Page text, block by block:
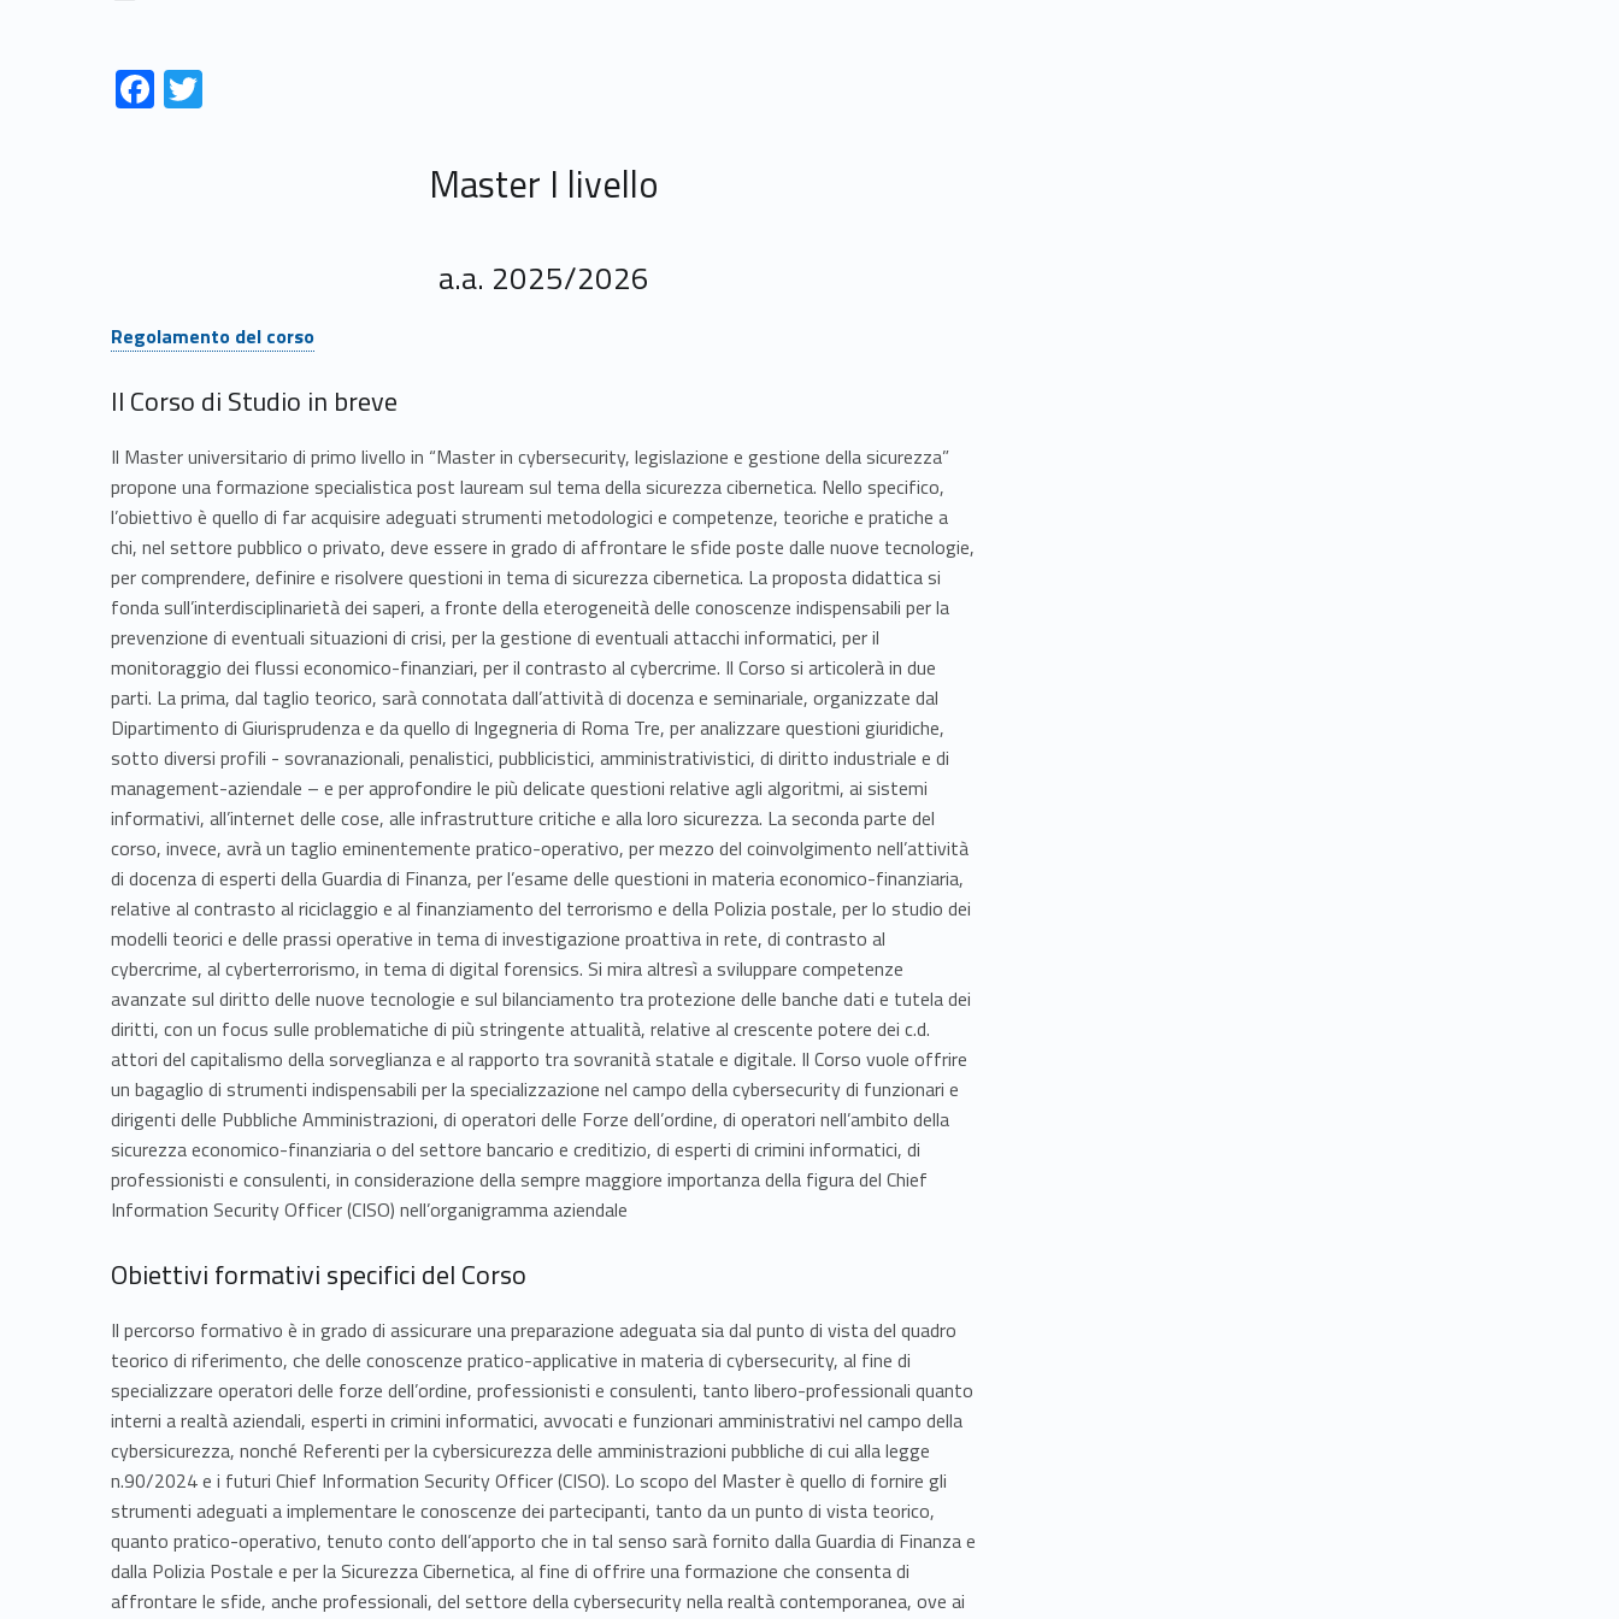
Link identifier #identifier__98376-1 F
ac
k
Link identifier #identifier__185823-2
Master I livello
a.a. 2025/2026
Link identifier #identifier__7203-1
Regolamento del corso
Il Corso di Studio in breve
Il Master universitario di primo livello in “Master in cybersecurity, legislazione e gestione della sicurezza”
propone una formazione specialistica post lauream sul tema della sicurezza cibernetica. Nello specifico,
l’obiettivo è quello di far acquisire adeguati strumenti metodologici e competenze, teoriche e pratiche a
chi, nel settore pubblico o privato, deve essere in grado di affrontare le sfide poste dalle nuove tecnologie,
per comprendere, definire e risolvere questioni in tema di sicurezza cibernetica. La proposta didattica si
fonda sull’interdisciplinarietà dei saperi, a fronte della eterogeneità delle conoscenze indispensabili per la
prevenzione di eventuali situazioni di crisi, per la gestione di eventuali attacchi informatici, per il
monitoraggio dei flussi economico-finanziari, per il contrasto al cybercrime. Il Corso si articolerà in due
parti. La prima, dal taglio teorico, sarà connotata dall’attività di docenza e seminariale, organizzate dal
Dipartimento di Giurisprudenza e da quello di Ingegneria di Roma Tre, per analizzare questioni giuridiche,
sotto diversi profili - sovranazionali, penalistici, pubblicistici, amministrativistici, di diritto industriale e di
management-aziendale – e per approfondire le più delicate questioni relative agli algoritmi, ai sistemi
informativi, all’internet delle cose, alle infrastrutture critiche e alla loro sicurezza. La seconda parte del
corso, invece, avrà un taglio eminentemente pratico-operativo, per mezzo del coinvolgimento nell’attività
di docenza di esperti della Guardia di Finanza, per l’esame delle questioni in materia economico-finanziaria,
relative al contrasto al riciclaggio e al finanziamento del terrorismo e della Polizia postale, per lo studio dei
modelli teorici e delle prassi operative in tema di investigazione proattiva in rete, di contrasto al
cybercrime, al cyberterrorismo, in tema di digital forensics. Si mira altresì a sviluppare competenze
avanzate sul diritto delle nuove tecnologie e sul bilanciamento tra protezione delle banche dati e tutela dei
diritti, con un focus sulle problematiche di più stringente attualità, relative al crescente potere dei c.d.
attori del capitalismo della sorveglianza e al rapporto tra sovranità statale e digitale. Il Corso vuole offrire
un bagaglio di strumenti indispensabili per la specializzazione nel campo della cybersecurity di funzionari e
dirigenti delle Pubbliche Amministrazioni, di operatori delle Forze dell’ordine, di operatori nell’ambito della
sicurezza economico-finanziaria o del settore bancario e creditizio, di esperti di crimini informatici, di
professionisti e consulenti, in considerazione della sempre maggiore importanza della figura del Chief
Information Security Officer (CISO) nell’organigramma aziendale
Obiettivi formativi specifici del Corso
Il percorso formativo è in grado di assicurare una preparazione adeguata sia dal punto di vista del quadro
teorico di riferimento, che delle conoscenze pratico-applicative in materia di cybersecurity, al fine di
specializzare operatori delle forze dell’ordine, professionisti e consulenti, tanto libero-professionali quanto
interni a realtà aziendali, esperti in crimini informatici, avvocati e funzionari amministrativi nel campo della
cybersicurezza, nonché Referenti per la cybersicurezza delle amministrazioni pubbliche di cui alla legge
n.90/2024 e i futuri Chief Information Security Officer (CISO). Lo scopo del Master è quello di fornire gli
strumenti adeguati a implementare le conoscenze dei partecipanti, tanto da un punto di vista teorico,
quanto pratico-operativo, tenuto conto dell’apporto che in tal senso sarà fornito dalla Guardia di Finanza e
dalla Polizia Postale e per la Sicurezza Cibernetica, al fine di offrire una formazione che consenta di
affrontare le sfide, anche professionali, del settore della cybersecurity nella realtà contemporanea, ove ai